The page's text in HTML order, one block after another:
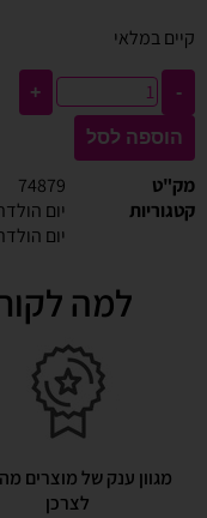
קיים במלאי
-
+
הוספה לסל
מק"ט
74879
קטגוריות
יום
יום
למה
מגוון ענק של מוצרים
לצרכן